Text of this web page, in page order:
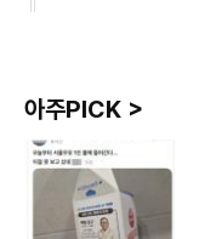
아주PICK >